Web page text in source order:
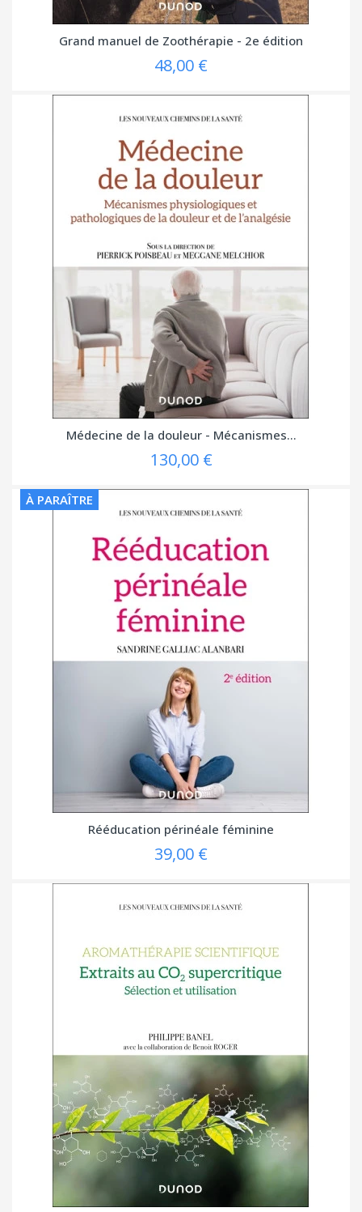
Grand manuel de Zoothérapie - 2e édition
48,00 €
Médecine de la douleur - Mécanismes...
130,00 €
À PARAÎTRE
Rééducation périnéale féminine
39,00 €